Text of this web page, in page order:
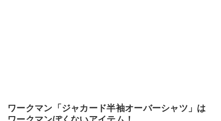
ワークマン「ジャカード半袖オーバーシャツ」は